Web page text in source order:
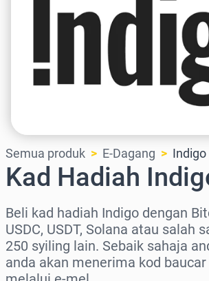
Semua produk E-Dagang Indigo
Kad Hadiah
Beli kad hadiah Indigo dengan
USDC, USDT, Solana atau salah
250 syiling lain. Sebaik sahaja
anda akan menerima kod